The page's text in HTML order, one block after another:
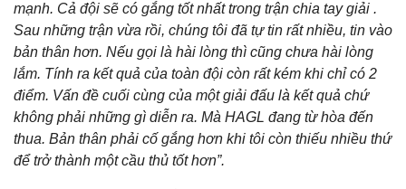
mạnh. Cả đội sẽ có gắng tốt nhất trong trận chia tay giải .
Sau những trận vừa rồi, chúng tôi đã tự tin rất nhiều, tin vào
bản thân hơn. Nếu gọi là hài lòng thì cũng chưa hài lòng
lắm. Tính ra kết quả của toàn đội còn rất kém khi chỉ có 2
điểm. Vấn đề cuối cùng của một giải đấu là kết quả chứ
không phải những gì diễn ra. Mà HAGL đang từ hòa đến
thua. Bản thân phải cố gắng hơn khi tôi còn thiếu nhiều thứ
để trở thành một cầu thủ tốt hơn”.